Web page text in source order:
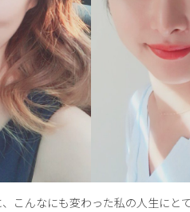
こんなにも変わった私の人生にと